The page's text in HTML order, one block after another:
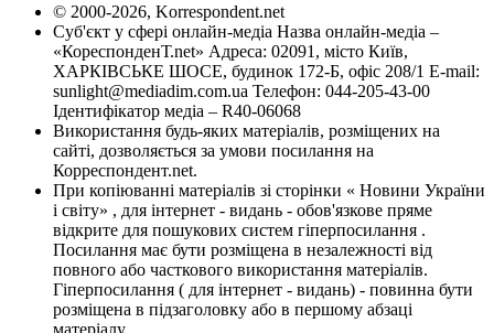
© 2000-2026, Korrespondent.net
Суб'єкт у сфері онлайн-медіа Назва онлайн-медіа –
«КореспонденТ.net» Адреса: 02091, місто Київ,
ХАРКІВСЬКЕ ШОСЕ, будинок 172-Б, офіс 208/1 E-mail:
sunlight@mediadim.com.ua Телефон: 044-205-43-00
Ідентифікатор медіа – R40-06068
Використання будь-яких матеріалів, розміщених на
сайті, дозволяється за умови посилання на
Корреспондент.net.
При копіюванні матеріалів зі сторінки « Новини України
і світу» , для інтернет - видань - обов'язкове пряме
відкрите для пошукових систем гіперпосилання .
Посилання має бути розміщена в незалежності від
повного або часткового використання матеріалів.
Гіперпосилання ( для інтернет - видань) - повинна бути
розміщена в підзаголовку або в першому абзаці
матеріалу.